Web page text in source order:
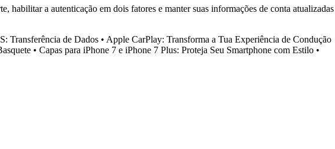
habilitar a autenticação em dois fatores e manter suas informações de conta atualizadas
Transferência de Dados • Apple CarPlay: Transforma a Tua Experiência de Condução
• Capas para iPhone 7 e iPhone 7 Plus: Proteja Seu Smartphone com Estilo •